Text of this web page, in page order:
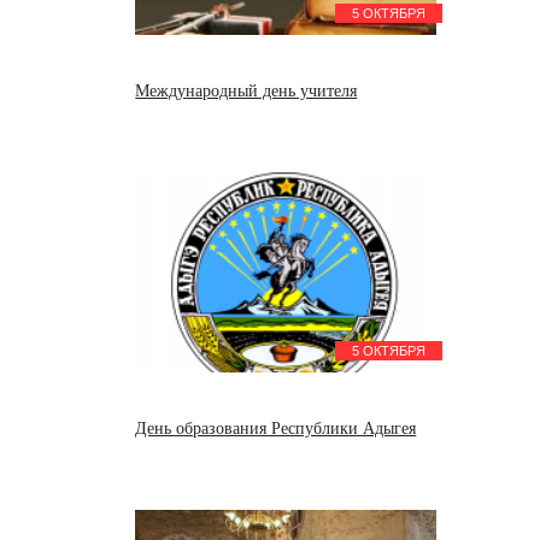
5 ОКТЯБРЯ
Международный день учителя
5 ОКТЯБРЯ
День образования Республики Адыгея